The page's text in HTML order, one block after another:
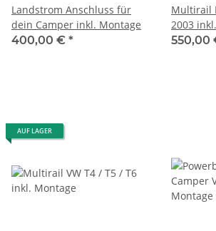
Landstrom Anschluss für
dein Camper inkl. Montage
400,00 € *
Multirail
2003
550,00
AUF LAGER